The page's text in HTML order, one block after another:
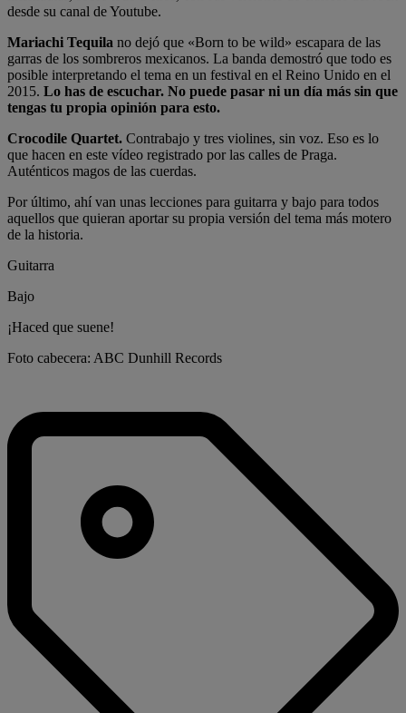
desde su canal de Youtube.
Mariachi Tequila no dejó que «Born to be wild» escapara de las
garras de los sombreros mexicanos. La banda demostró que todo es
posible interpretando el tema en un festival en el Reino Unido en el
2015. Lo has de escuchar. No puede pasar ni un día más sin que
tengas tu propia opinión para esto.
Crocodile Quartet. Contrabajo y tres violines, sin voz. Eso es lo
que hacen en este vídeo registrado por las calles de Praga.
Auténticos magos de las cuerdas.
Por último, ahí van unas lecciones para guitarra y bajo para todos
aquellos que quieran aportar su propia versión del tema más motero
de la historia.
Guitarra
Bajo
¡Haced que suene!
Foto cabecera: ABC Dunhill Records